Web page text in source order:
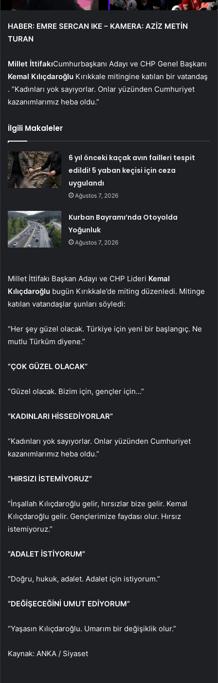
HABER: EMRE SERCAN IKE – KAMERA: AZİZ METİN
TURAN
Millet İttifakıCumhurbaşkanı Adayı ve CHP Genel Başkanı
Kemal Kılıçdaroğlu Kırıkkale mitingine katılan bir vatandaş
. “Kadınları yok sayıyorlar. Onlar yüzünden Cumhuriyet
kazanımlarımız heba oldu.”
İlgili Makaleler
6 yıl önceki kaçak avın failleri tespit
edildi! 5 yaban keçisi için ceza
uygulandı
Ağustos 7, 2026
Kurban Bayramı’nda Otoyolda
Yoğunluk
Ağustos 7, 2026
Millet İttifakı Başkan Adayı ve CHP Lideri Kemal
Kılıçdaroğlu bugün Kırıkkale’de miting düzenledi. Mitinge
katılan vatandaşlar şunları söyledi:
“Her şey güzel olacak. Türkiye için yeni bir başlangıç. Ne
mutlu Türküm diyene.”
“ÇOK GÜZEL OLACAK”
“Güzel olacak. Bizim için, gençler için…”
“KADINLARI HİSSEDİYORLAR”
“Kadınları yok sayıyorlar. Onlar yüzünden Cumhuriyet
kazanımlarımız heba oldu.”
“HIRSIZI İSTEMİYORUZ”
“İnşallah Kılıçdaroğlu gelir, hırsızlar bize gelir. Kemal
Kılıçdaroğlu gelir. Gençlerimize faydası olur. Hırsız
istemiyoruz.”
“ADALET İSTİYORUM”
“Doğru, hukuk, adalet. Adalet için istiyorum.”
“DEĞİŞECEĞİNİ UMUT EDİYORUM”
“Yaşasın Kılıçdaroğlu. Umarım bir değişiklik olur.”
Kaynak: ANKA / Siyaset